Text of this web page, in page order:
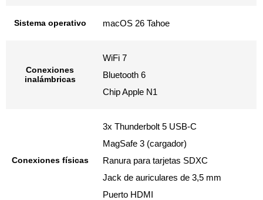
Sistema operativo macOS 26 Tahoe
Conexiones
inalámbricas
WiFi 7
Bluetooth 6
Chip Apple N1
Conexiones físicas
3x Thunderbolt 5 USB-C
MagSafe 3 (cargador)
Ranura para tarjetas SDXC
Jack de auriculares de 3,5 mm
Puerto HDMI